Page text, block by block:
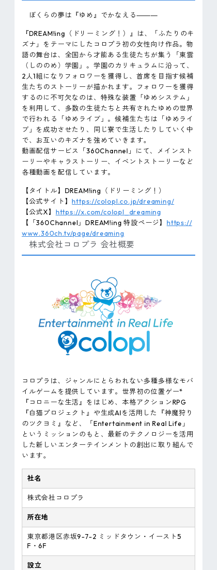
ぼくらの夢は『ゆめ』でかなえる―――
『DREAM!ing（ドリーミング！）』は、「ふたりのキ
ズナ」をテーマにしたコロプラ初の女性向け作品。物
語の舞台は、全国から才能ある生徒たちが集う「東雲
（しののめ）学園」。学園のカリキュラムに沿って、
2人1組になりフォロワーを獲得し、首席を目指す候補
生たちのストーリーが描かれます。フォロワーを獲得
するのに不可欠なのは、特殊な装置「ゆめシステム」
を利用して、多数の生徒たちと共有されたゆめの世界
で行われる「ゆめライブ」。候補生たちは「ゆめライ
ブ」を成功させたり、同じ寮で生活したりしていく中
で、お互いのキズナを強めていきます。
動画配信サービス「360Channel」にて、メインスト
ーリーやキャラストーリー、イベントストーリーなど
各種動画を配信しています。
【タイトル】DREAM!ing（ドリーミング！）
【公式サイト】https://colopl.co.jp/dreaming/
【公式X】 https://x.com/colopl_dreaming
【「360Channel」DREAM!ing 特設ページ】https://
www.360ch.tv/page/dreaming
株式会社コロプラ 会社概要
コロプラは、ジャンルにとらわれない多種多様なモバ
イルゲームを提供しています。世界初の位置ゲー*
『コロニーな生活』をはじめ、本格アクションRPG
『白猫プロジェクト』や生成AIを活用した『神魔狩り
のツクヨミ』など、「Entertainment in Real Life」
というミッションのもと、最新のテクノロジーを活用
した新しいエンターテインメントの創出に取り組んで
います。
社名
株式会社コロプラ
所在地
東京都港区赤坂9-7-2 ミッドタウン・イースト5
F・6F
設立